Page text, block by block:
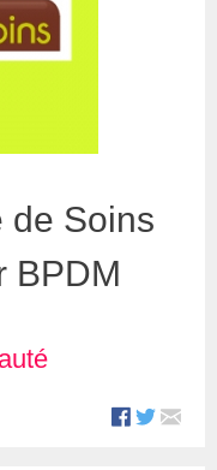
de Soins
BPDM